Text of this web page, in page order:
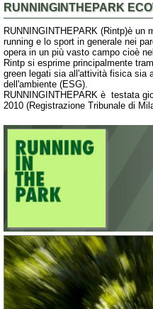
RUNNINGINTHEPARK
RUNNINGINTHEPARK (Rintp)è un
running e lo sport in generale nei
opera in un più vasto campo cioè
Rintp si esprime principalmente
green legati sia all'attività fisica sia
dell'ambiente (ESG).
RUNNINGINTHEPARK è testata
2010 (Registrazione Tribunale di